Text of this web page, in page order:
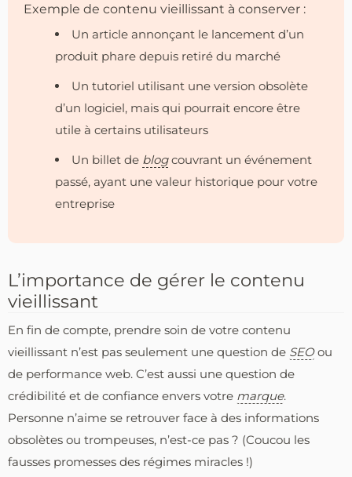
Exemple de contenu vieillissant à conserver :
Un article annonçant le lancement d’un
produit phare depuis retiré du marché
Un tutoriel utilisant une version obsolète
d’un logiciel, mais qui pourrait encore être
utile à certains utilisateurs
Un billet de blogcouvrant un événement
passé, ayant une valeur historique pour votre
entreprise
L’importance de gérer le contenu
vieillissant
En fin de compte, prendre soin de votre contenu
vieillissant n’est pas seulement une question de SEOou
de performance web. C’est aussi une question de
crédibilité et de confiance envers votre marque.
Personne n’aime se retrouver face à des informations
obsolètes ou trompeuses, n’est-ce pas ? (Coucou les
fausses promesses des régimes miracles !)